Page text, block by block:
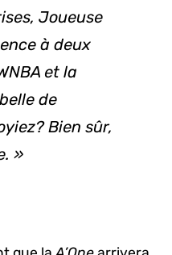
Joueuse
à deux
et la
de
Bien sûr,
»